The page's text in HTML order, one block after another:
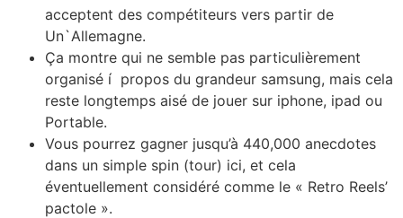
acceptent des compétiteurs vers partir de
Un`Allemagne.
Ça montre qui ne semble pas particulièrement
organisé í propos du grandeur samsung, mais cela
reste longtemps aisé de jouer sur iphone, ipad ou
Portable.
Vous pourrez gagner jusqu’à 440,000 anecdotes
dans un simple spin (tour) ici, et cela
éventuellement considéré comme le « Retro Reels’
pactole ».